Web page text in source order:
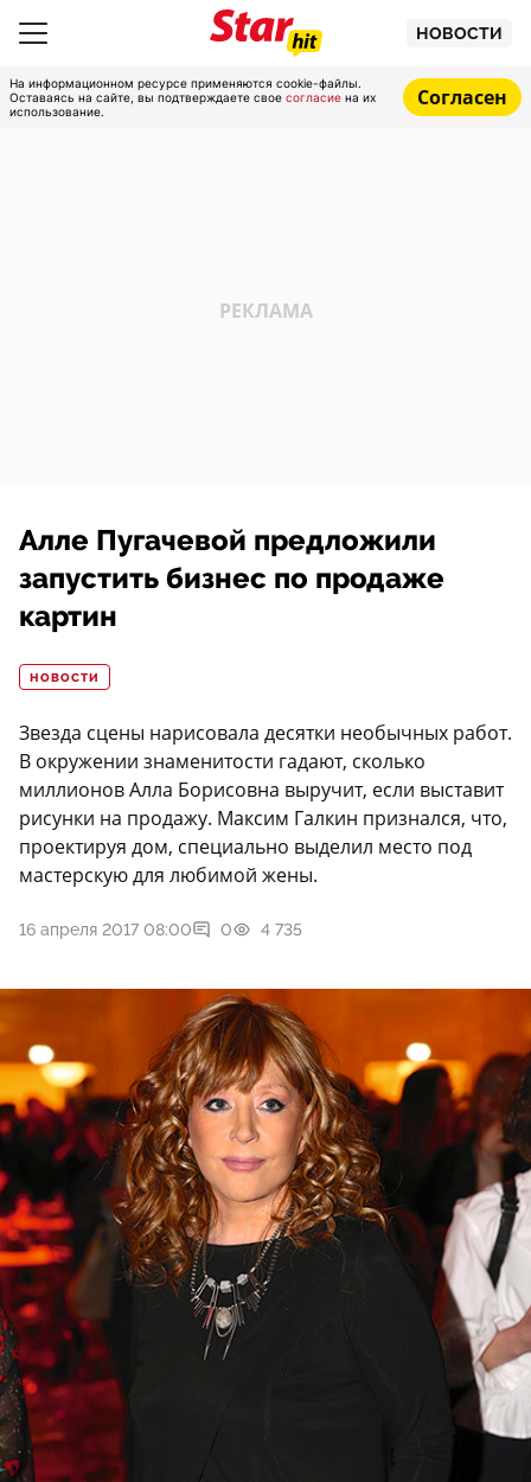
НОВОСТИ
На информационном ресурсе применяются cookie-файлы.
Оставаясь на сайте, вы подтверждаете свое согласие на их
использование.
Согласен
Алле Пугачевой предложили
запустить бизнес по продаже
картин
НОВОСТИ
Звезда сцены нарисовала десятки необычных работ.
В окружении знаменитости гадают, сколько
миллионов Алла Борисовна выручит, если выставит
рисунки на продажу. Максим Галкин признался, что,
проектируя дом, специально выделил место под
мастерскую для любимой жены.
16 апреля 2017 08:00 0 4 735